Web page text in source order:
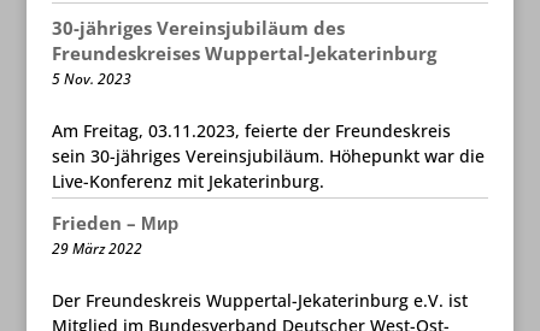
30-jähriges Vereinsjubiläum des
Freundeskreises Wuppertal-Jekaterinburg
5 Nov. 2023
Am Freitag, 03.11.2023, feierte der Freundeskreis
sein 30-jähriges Vereinsjubiläum. Höhepunkt war die
Live-Konferenz mit Jekaterinburg.
Frieden – Мир
29 März 2022
Der Freundeskreis Wuppertal-Jekaterinburg e.V. ist
Mitglied im Bundesverband Deutscher West-Ost-